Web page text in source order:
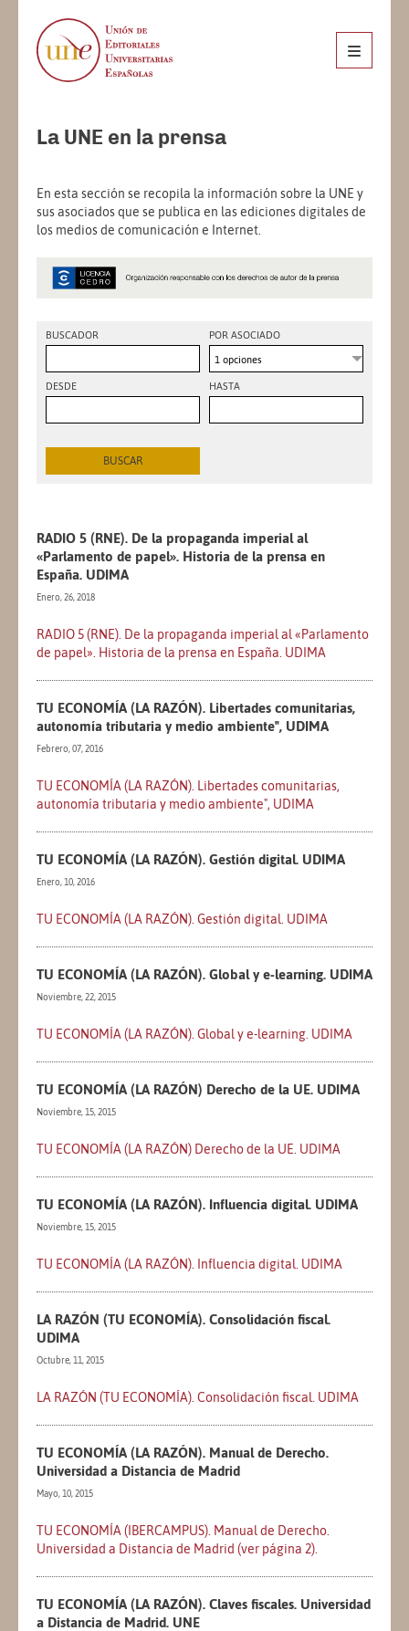
La UNE en la prensa
En esta sección se recopila la información sobre la UNE y
sus asociados que se publica en las ediciones digitales de
los medios de comunicación e Internet.
BUSCADOR POR ASOCIADO
1 opciones
DESDE HASTA
RADIO 5 (RNE). De la propaganda imperial al
«Parlamento de papel». Historia de la prensa en
España. UDIMA
Enero, 26, 2018
RADIO 5 (RNE). De la propaganda imperial al «Parlamento
de papel». Historia de la prensa en España. UDIMA
TU ECONOMÍA (LA RAZÓN). Libertades comunitarias,
autonomía tributaria y medio ambiente", UDIMA
Febrero, 07, 2016
TU ECONOMÍA (LA RAZÓN). Libertades comunitarias,
autonomía tributaria y medio ambiente", UDIMA
TU ECONOMÍA (LA RAZÓN). Gestión digital. UDIMA
Enero, 10, 2016
TU ECONOMÍA (LA RAZÓN). Gestión digital. UDIMA
TU ECONOMÍA (LA RAZÓN). Global y e-learning. UDIMA
Noviembre, 22, 2015
TU ECONOMÍA (LA RAZÓN). Global y e-learning. UDIMA
TU ECONOMÍA (LA RAZÓN) Derecho de la UE. UDIMA
Noviembre, 15, 2015
TU ECONOMÍA (LA RAZÓN) Derecho de la UE. UDIMA
TU ECONOMÍA (LA RAZÓN). Influencia digital. UDIMA
Noviembre, 15, 2015
TU ECONOMÍA (LA RAZÓN). Influencia digital. UDIMA
LA RAZÓN (TU ECONOMÍA). Consolidación fiscal.
UDIMA
Octubre, 11, 2015
LA RAZÓN (TU ECONOMÍA). Consolidación fiscal. UDIMA
TU ECONOMÍA (LA RAZÓN). Manual de Derecho.
Universidad a Distancia de Madrid
Mayo, 10, 2015
TU ECONOMÍA (IBERCAMPUS). Manual de Derecho.
Universidad a Distancia de Madrid (ver página 2).
TU ECONOMÍA (LA RAZÓN). Claves fiscales. Universidad
a Distancia de Madrid. UNE